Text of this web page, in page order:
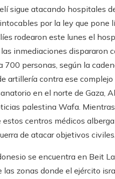
sigue atacando hospitales
por la ley que pone
rodearon este lunes el
inmediaciones dispararon
700 personas, según la
artillería contra ese
en el norte de Gaza,
palestina Wafa.
estos centros médicos
de atacar objetivos civiles.
se encuentra en Beit
las zonas donde el ejército